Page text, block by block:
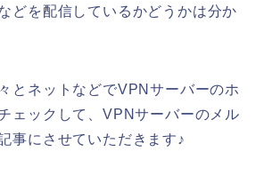
どを配信しているかどうかは分か
とネットなどでVPNサーバーのホ
ェックして、VPNサーバーのメル
事にさせていただきます♪